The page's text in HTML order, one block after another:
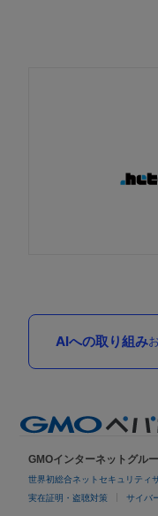
AIへの取り組み
GMOインターネットグル
世界初総合ネットセキュリティ
実在証明・盗聴対策 サイバ